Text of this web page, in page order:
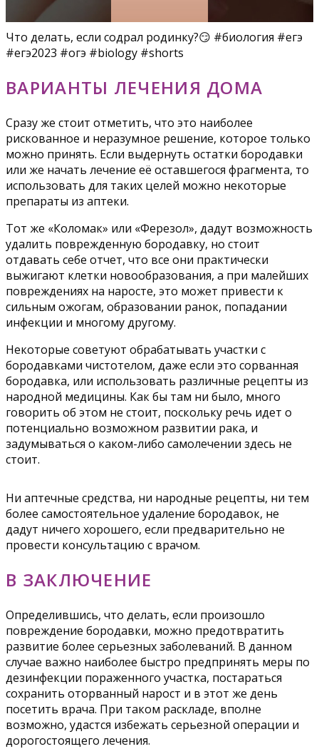
Что делать, если содрал родинку?😏 #биология #егэ
#егэ2023 #огэ #biology #shorts
ВАРИАНТЫ ЛЕЧЕНИЯ ДОМА
Сразу же стоит отметить, что это наиболее
рискованное и неразумное решение, которое только
можно принять. Если выдернуть остатки бородавки
или же начать лечение её оставшегося фрагмента, то
использовать для таких целей можно некоторые
препараты из аптеки.
Тот же «Коломак» или «Ферезол», дадут возможность
удалить поврежденную бородавку, но стоит
отдавать себе отчет, что все они практически
выжигают клетки новообразования, а при малейших
повреждениях на наросте, это может привести к
сильным ожогам, образовании ранок, попадании
инфекции и многому другому.
Некоторые советуют обрабатывать участки с
бородавками чистотелом, даже если это сорванная
бородавка, или использовать различные рецепты из
народной медицины. Как бы там ни было, много
говорить об этом не стоит, поскольку речь идет о
потенциально возможном развитии рака, и
задумываться о каком-либо самолечении здесь не
стоит.
Ни аптечные средства, ни народные рецепты, ни тем
более самостоятельное удаление бородавок, не
дадут ничего хорошего, если предварительно не
провести консультацию с врачом.
В ЗАКЛЮЧЕНИЕ
Определившись, что делать, если произошло
повреждение бородавки, можно предотвратить
развитие более серьезных заболеваний. В данном
случае важно наиболее быстро предпринять меры по
дезинфекции пораженного участка, постараться
сохранить оторванный нарост и в этот же день
посетить врача. При таком раскладе, вполне
возможно, удастся избежать серьезной операции и
дорогостоящего лечения.